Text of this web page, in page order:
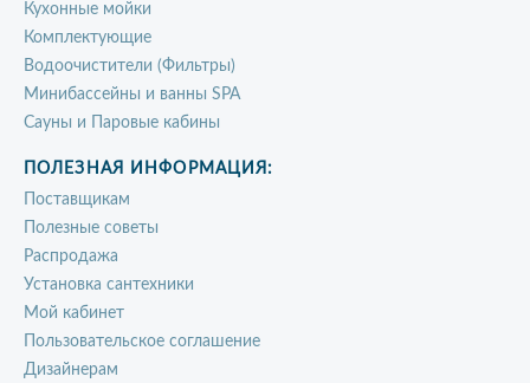
Кухонные мойки
Комплектующие
Водоочистители (Фильтры)
Минибассейны и ванны SPA
Сауны и Паровые кабины
ПОЛЕЗНАЯ ИНФОРМАЦИЯ:
Поставщикам
Полезные советы
Распродажа
Установка сантехники
Мой кабинет
Пользовательское соглашение
Дизайнерам